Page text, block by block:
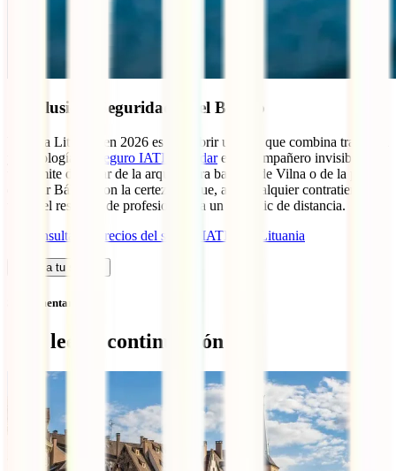
Conclusión: Seguridad en el Báltico
Viajar a Lituania en 2026 es descubrir un país que combina tradición
y tecnología. El
seguro IATI Estándares el compañero invisible que
te permite disfrutar de la arquitectura barroca de Vilna o de la paz
del Mar Báltico con la certeza de que, ante cualquier contratiempo,
tienes el respaldo de profesionales a un solo clic de distancia.
Consulta los precios del seguro IATI para Lituania
Calcula tu seguro
Sin comentarios
Qué leer a continuación